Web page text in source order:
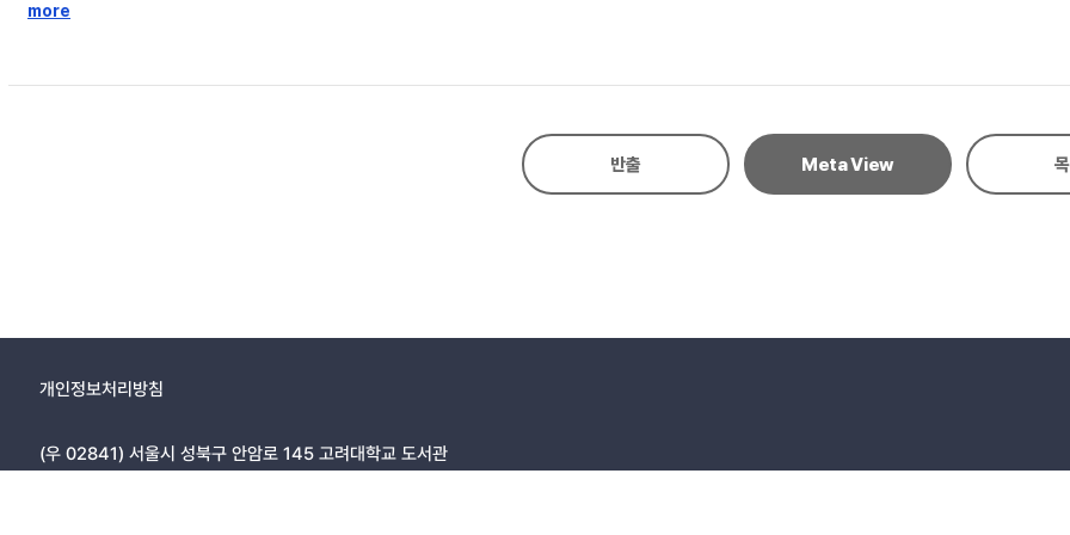
음 듀아를 제작하여 동작특성을 측정한 결과 듀아 열자기 잡음이 자력계 잡음에 비해 무시할 수 있는 수준이었으며， 듀아의 용량은 30 L, 액체헬륨
more
반출 Meta View
개인정보처리방침
(우 02841) 서울시 성북구 안암로 145 고려대학교 도서관